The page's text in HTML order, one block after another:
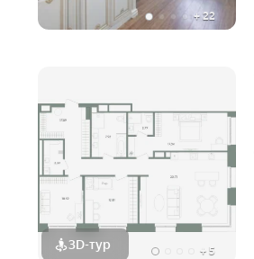
+ 22
3D-тур + 5